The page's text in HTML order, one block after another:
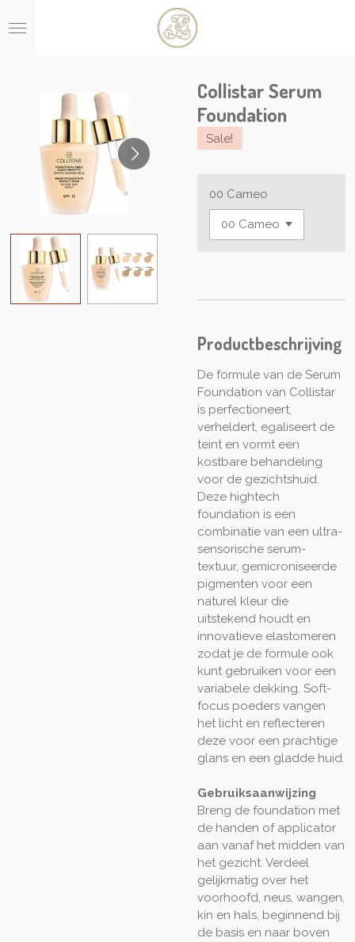
direct
Collistar Serum
Foundation
Sale!
00 Cameo
Productbeschrijving
De formule van de Serum
Foundation van Collistar
is perfectioneert,
verheldert, egaliseert de
teint en vormt een
kostbare behandeling
voor de gezichtshuid.
Deze hightech
foundation is een
combinatie van een ultra-
sensorische serum-
textuur, gemicroniseerde
pigmenten voor een
naturel kleur die
uitstekend houdt en
innovatieve elastomeren
zodat je de formule ook
kunt gebruiken voor een
variabele dekking. Soft-
focus poeders vangen
het licht en reflecteren
deze voor een prachtige
glans en een gladde huid.
Gebruiksaanwijzing
Breng de foundation met
de handen of applicator
aan vanaf het midden van
het gezicht. Verdeel
gelijkmatig over het
voorhoofd, neus, wangen,
kin en hals, beginnend bij
de basis en naar boven